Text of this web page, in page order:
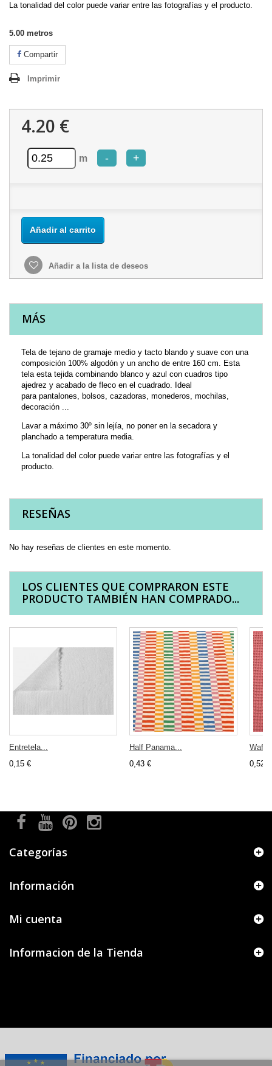
La tonalidad del color puede variar entre las fotografías y el producto.
5.00 metros
Compartir
Imprimir
4.20 €
m - +
Añadir al carrito
Añadir a la lista de deseos
MÁS
Tela de tejano de gramaje medio y tacto blando y suave con una
composición 100% algodón y un ancho de entre 160 cm. Esta
tela esta tejida combinando blanco y azul con cuadros tipo
ajedrez y acabado de fleco en el cuadrado. Ideal
para pantalones, bolsos, cazadoras, monederos, mochilas,
decoración ...
Lavar a máximo 30º sin lejía, no poner en la secadora y
planchado a temperatura media.
La tonalidad del color puede variar entre las fotografías y el
producto.
RESEÑAS
No hay reseñas de clientes en este momento.
LOS CLIENTES QUE COMPRARON ESTE
PRODUCTO TAMBIÉN HAN COMPRADO...
Entretela...
0,15 €
Half Panama...
0,43 €
Waffle
0,52 €
Categorías
Información
Mi cuenta
Informacion de la Tienda